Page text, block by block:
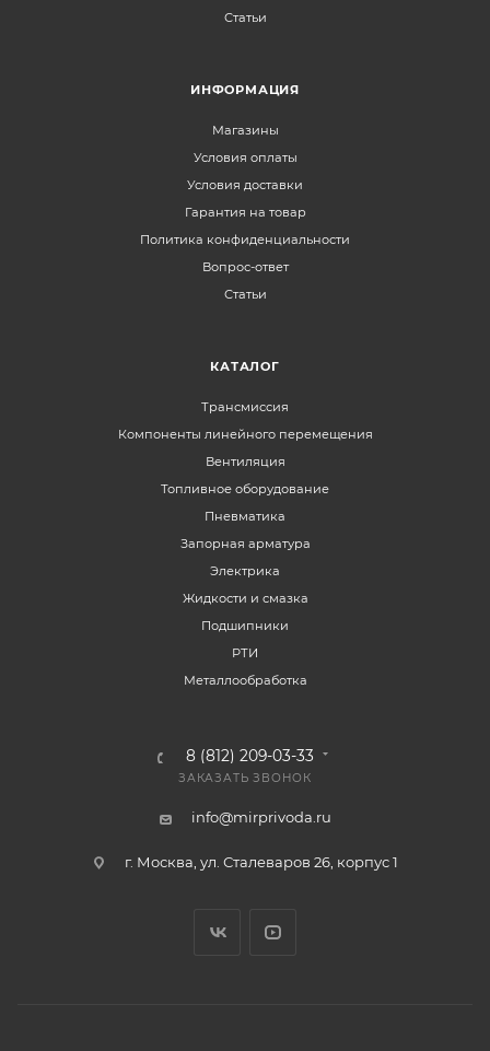
Статьи
ИНФОРМАЦИЯ
Магазины
Условия оплаты
Условия доставки
Гарантия на товар
Политика конфиденциальности
Вопрос-ответ
Статьи
КАТАЛОГ
Трансмиссия
Компоненты линейного перемещения
Вентиляция
Топливное оборудование
Пневматика
Запорная арматура
Электрика
Жидкости и смазка
Подшипники
РТИ
Металлообработка
8 (812) 209-03-33
ЗАКАЗАТЬ ЗВОНОК
info@mirprivoda.ru
г. Москва, ул. Сталеваров 26, корпус 1